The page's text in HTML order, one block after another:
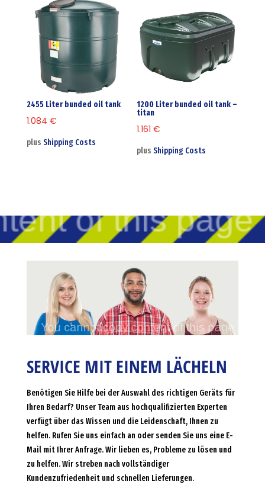
2455 Liter bunded oil tank
1.084 €
plus Shipping Costs
1200 Liter bunded oil tank –
titan
1.161€
plusShipping Costs
SERVICE MIT EINEM LÄCHELN
Benötigen Sie Hilfe bei der Auswahl des richtigen Geräts für
Ihren Bedarf? Unser Team aus hochqualifizierten Experten
verfügt über das Wissen und die Leidenschaft, Ihnen zu
helfen. Rufen Sie uns einfach an oder senden Sie uns eine E-
Mail mit Ihrer Anfrage. Wir lieben es, Probleme zu lösen und
zu helfen. Wir streben nach vollständiger
Kundenzufriedenheit und schnellen Lieferungen.